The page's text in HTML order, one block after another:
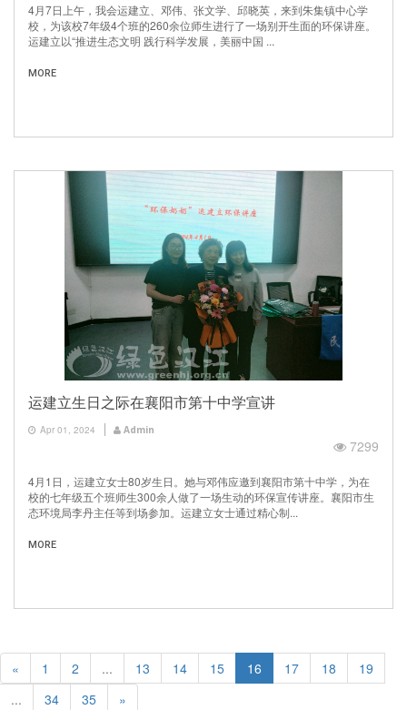
4月7日上午，我会运建立、邓伟、张文学、邱晓英，来到朱集镇中心学
校，为该校7年级4个班的260余位师生进行了一场别开生面的环保讲座。
运建立以“推进生态文明 践行科学发展，美丽中国 ...
MORE
运建立生日之际在襄阳市第十中学宣讲
Apr 01, 2024 Admin
7299
4月1日，运建立女士80岁生日。她与邓伟应邀到襄阳市第十中学，为在
校的七年级五个班师生300余人做了一场生动的环保宣传讲座。襄阳市生
态环境局李丹主任等到场参加。运建立女士通过精心制...
MORE
« 1 2 ... 13 14 15 16 17 18
19
...
34 35 »